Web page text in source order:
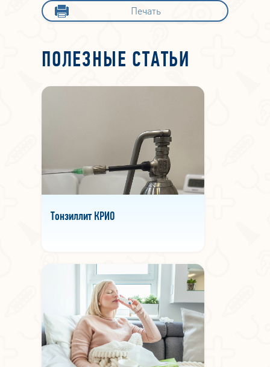
Печать
ПОЛЕЗНЫЕ СТАТЬИ
Тонзиллит КРИО